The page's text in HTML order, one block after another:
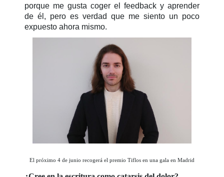
porque me gusta coger el feedback y aprender
de él, pero es verdad que me siento un poco
expuesto ahora mismo.
El próximo 4 de junio recogerá el premio Tiflos en una gala en Madrid